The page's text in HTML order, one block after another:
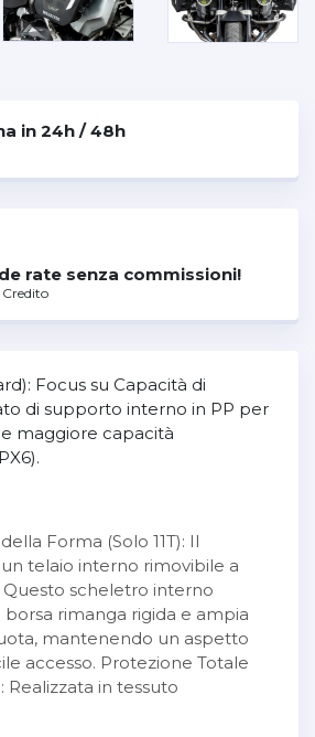
in 24h / 48h
rate senza commissioni!
Credito
Focus su Capacità di
di supporto interno in PP per
maggiore capacità
Forma (Solo 11T): Il
un telaio interno rimovibile a
Questo scheletro interno
borsa rimanga rigida e ampia
mantenendo un aspetto
accesso. Protezione Totale
in tessuto
TPU di alta qualità con